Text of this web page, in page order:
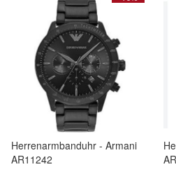
Herrenarmbanduhr - Armani
AR11242